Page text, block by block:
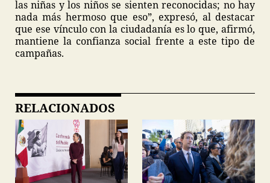
las niñas y los niños se sienten reconocidas; no hay
nada más hermoso que eso”, expresó, al destacar
que ese vínculo con la ciudadanía es lo que, afirmó,
mantiene la confianza social frente a este tipo de
campañas.
RELACIONADOS